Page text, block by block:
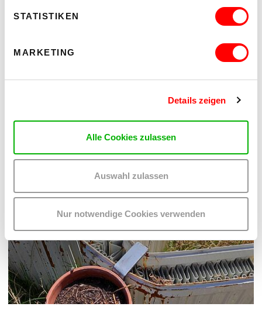
STATISTIKEN
MARKETING
Details zeigen
Alle Cookies zulassen
Auswahl zulassen
Nur notwendige Cookies verwenden